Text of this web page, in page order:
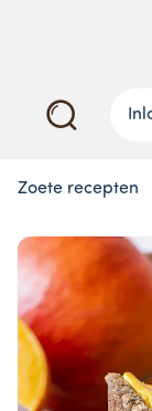
Zoete recepten